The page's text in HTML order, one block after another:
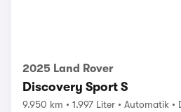
2025 Land Rover
Discovery Sport S
9.950 km 1.997 Liter Automatik